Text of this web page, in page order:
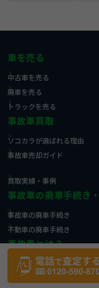
車を売る
中古車を売る
廃車を売る
トラックを売る
事故車買取
ソコカラが選ばれる理由
事故車売却ガイド
買取実績・事例
事故車の廃車手続き
事故車の廃車手続き
不動車の廃車手続き
事故車とは？
事故車の定義
水没車・冠水車の定義